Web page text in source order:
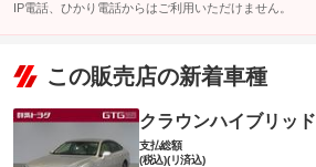
IP電話、ひかり電話からはご利用いただけません。
この販売店の新着車種
クラウンハイブリッド
支払総額
(税込)(リ済込)